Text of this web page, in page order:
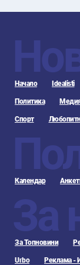
Начало Idealisti
Политика
Спорт
Календар
За
За Топновини
Urbo Реклама -